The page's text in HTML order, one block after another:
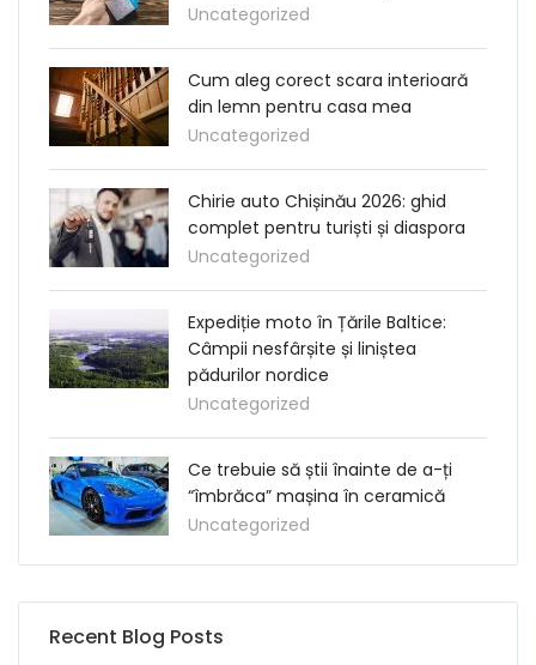
Uncategorized
Cum aleg corect scara interioară
din lemn pentru casa mea
Uncategorized
Chirie auto Chișinău 2026: ghid
complet pentru turiști și diaspora
Uncategorized
Expediție moto în Țările Baltice:
Câmpii nesfârșite și liniștea
pădurilor nordice
Uncategorized
Ce trebuie să știi înainte de a-ți
“îmbrăca” mașina în ceramică
Uncategorized
Recent Blog Posts